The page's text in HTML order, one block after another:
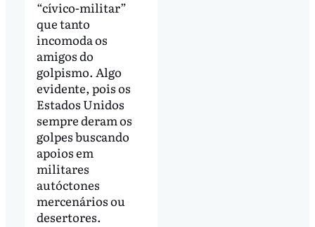
“cívico-militar”
que tanto
incomoda os
amigos do
golpismo. Algo
evidente, pois os
Estados Unidos
sempre deram os
golpes buscando
apoios em
militares
autóctones
mercenários ou
desertores.